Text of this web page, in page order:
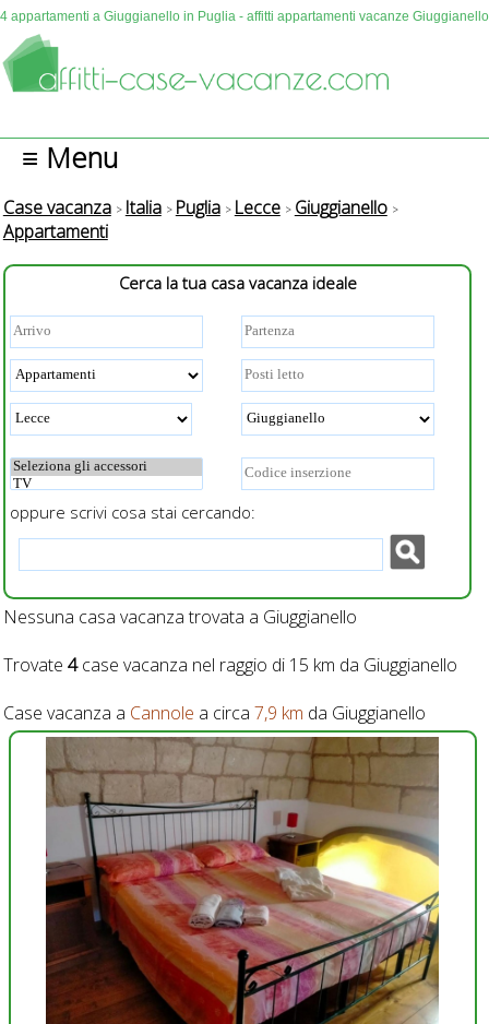
4 appartamenti a Giuggianello in Puglia - affitti appartamenti vacanze Giuggianello
≡ Menu
Case vacanza Italia Puglia Lecce
Giuggianello
Appartamenti
Cerca la tua casa vacanza ideale
oppure scrivi cosa stai cercando:
Nessuna casa vacanza trovata a Giuggianello
Trovate 4case vacanza nel raggio di 15 km da Giuggianello
Case vacanza a Cannole a circa 7,9 km da Giuggianello